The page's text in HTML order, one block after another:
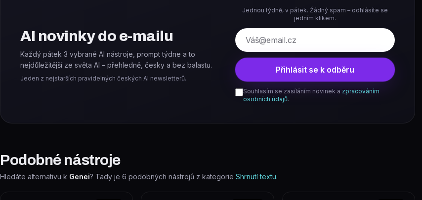
AI novinky do e-mailu
Každý pátek 3 vybrané AI nástroje, prompt týdne a to
nejdůležitější ze světa AI – přehledně, česky a bez balastu.
Jeden z nejstarších pravidelných českých AI newsletterů.
Jednou týdně, v pátek. Žádný spam – odhlásíte se
jedním klikem.
E-mail
Přihlásit se k odběru
Souhlasím se zasíláním novinek a zpracováním
osobních údajů.
Podobné nástroje
Hledáte alternativu k Genei? Tady je 6 podobných nástrojů z kategorie Shrnutí textu.